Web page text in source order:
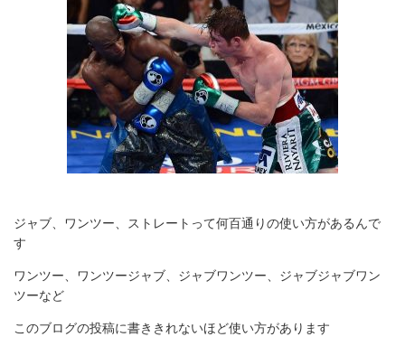
ジャブ、ワンツー、ストレートって何百通りの使い方があるんで
す
ワンツー、ワンツージャブ、ジャブワンツー、ジャブジャブワン
ツーなど
このブログの投稿に書ききれないほど使い方があります